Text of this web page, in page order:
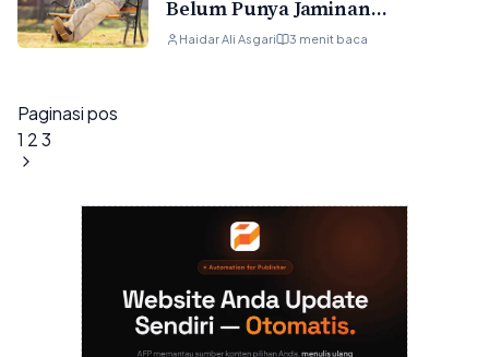
Belum Punya Jaminan
Pendapatan Setelah Pensiun
Haidar Ali Asgari 3 menit baca
Paginasi pos
1 23